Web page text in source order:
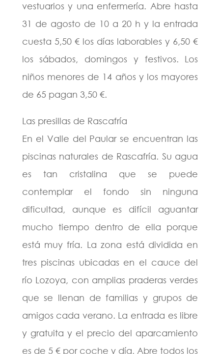
vestuarios y una enfermería. Abre hasta
31 de agosto de 10 a 20 h y la entrada
cuesta 5,50 € los días laborables y 6,50 €
los sábados, domingos y festivos. Los
niños menores de 14 años y los mayores
de 65 pagan 3,50 €.
Las presillas de Rascafría
En el Valle del Paular se encuentran las
piscinas naturales de Rascafría. Su agua
es tan cristalina que se puede
contemplar el fondo sin ninguna
dificultad, aunque es difícil aguantar
mucho tiempo dentro de ella porque
está muy fría. La zona está dividida en
tres piscinas ubicadas en el cauce del
río Lozoya, con amplias praderas verdes
que se llenan de familias y grupos de
amigos cada verano. La entrada es libre
y gratuita y el precio del aparcamiento
es de 5 € por coche y día. Abre todos los